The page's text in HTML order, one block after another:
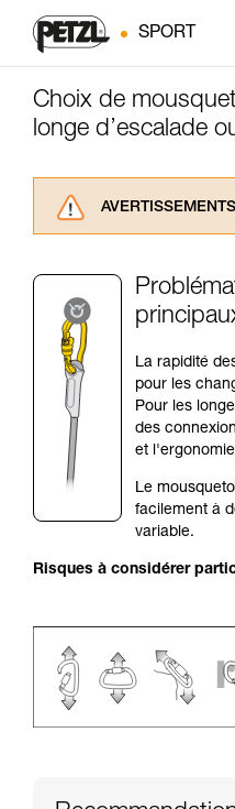
SPORT
Choix de
longe d’escalade
AVERTISSEMENTS
consulter. Vous
informations de la
d’informations.
Maîtriser ces
formation et un
avec un
la manipulation,
Nous donnons
liées à votre
que nous ne
La rapidité
pour les
Pour les
des
et
Le
facilement à
variable.
Risques à considérer